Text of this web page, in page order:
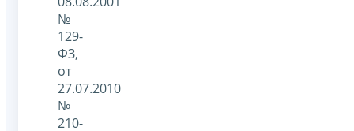
№
129-
ФЗ,
от
27.07.2010
№
210-